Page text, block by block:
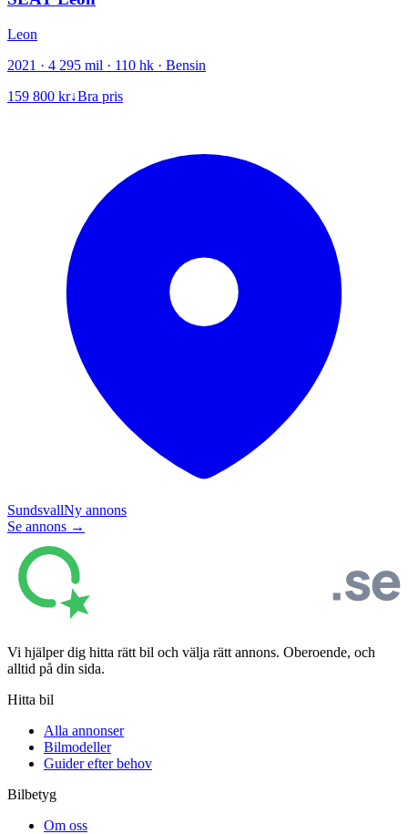
Leon
2021 · 4 295 mil · 110 hk · Bensin
159 800 kr↓Bra pris
SundsvallNy annons
Se annons →
Vi hjälper dig hitta rätt bil och välja rätt annons. Oberoende, och
alltid på din sida.
Hitta bil
Alla annonser
Bilmodeller
Guider efter behov
Bilbetyg
Om oss